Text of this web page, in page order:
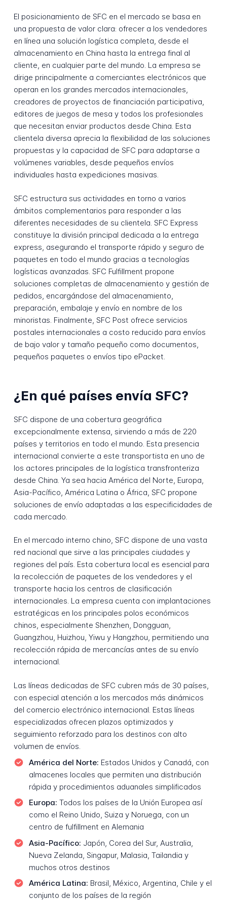
El posicionamiento de SFC en el mercado se basa en
una propuesta de valor clara: ofrecer a los vendedores
en línea una solución logística completa, desde el
almacenamiento en China hasta la entrega final al
cliente, en cualquier parte del mundo. La empresa se
dirige principalmente a comerciantes electrónicos que
operan en los grandes mercados internacionales,
creadores de proyectos de financiación participativa,
editores de juegos de mesa y todos los profesionales
que necesitan enviar productos desde China. Esta
clientela diversa aprecia la flexibilidad de las soluciones
propuestas y la capacidad de SFC para adaptarse a
volúmenes variables, desde pequeños envíos
individuales hasta expediciones masivas.
SFC estructura sus actividades en torno a varios
ámbitos complementarios para responder a las
diferentes necesidades de su clientela. SFC Express
constituye la división principal dedicada a la entrega
express, asegurando el transporte rápido y seguro de
paquetes en todo el mundo gracias a tecnologías
logísticas avanzadas. SFC Fulfillment propone
soluciones completas de almacenamiento y gestión de
pedidos, encargándose del almacenamiento,
preparación, embalaje y envío en nombre de los
minoristas. Finalmente, SFC Post ofrece servicios
postales internacionales a costo reducido para envíos
de bajo valor y tamaño pequeño como documentos,
pequeños paquetes o envíos tipo ePacket.
¿En qué países envía SFC?
SFC dispone de una cobertura geográfica
excepcionalmente extensa, sirviendo a más de 220
países y territorios en todo el mundo. Esta presencia
internacional convierte a este transportista en uno de
los actores principales de la logística transfronteriza
desde China. Ya sea hacia América del Norte, Europa,
Asia-Pacífico, América Latina o África, SFC propone
soluciones de envío adaptadas a las especificidades de
cada mercado.
En el mercado interno chino, SFC dispone de una vasta
red nacional que sirve a las principales ciudades y
regiones del país. Esta cobertura local es esencial para
la recolección de paquetes de los vendedores y el
transporte hacia los centros de clasificación
internacionales. La empresa cuenta con implantaciones
estratégicas en los principales polos económicos
chinos, especialmente Shenzhen, Dongguan,
Guangzhou, Huizhou, Yiwu y Hangzhou, permitiendo una
recolección rápida de mercancías antes de su envío
internacional.
Las líneas dedicadas de SFC cubren más de 30 países,
con especial atención a los mercados más dinámicos
del comercio electrónico internacional. Estas líneas
especializadas ofrecen plazos optimizados y
seguimiento reforzado para los destinos con alto
volumen de envíos.
América del Norte: Estados Unidos y Canadá, con
almacenes locales que permiten una distribución
rápida y procedimientos aduanales simplificados
Europa: Todos los países de la Unión Europea así
como el Reino Unido, Suiza y Noruega, con un
centro de fulfillment en Alemania
Asia-Pacífico: Japón, Corea del Sur, Australia,
Nueva Zelanda, Singapur, Malasia, Tailandia y
muchos otros destinos
América Latina: Brasil, México, Argentina, Chile y el
conjunto de los países de la región